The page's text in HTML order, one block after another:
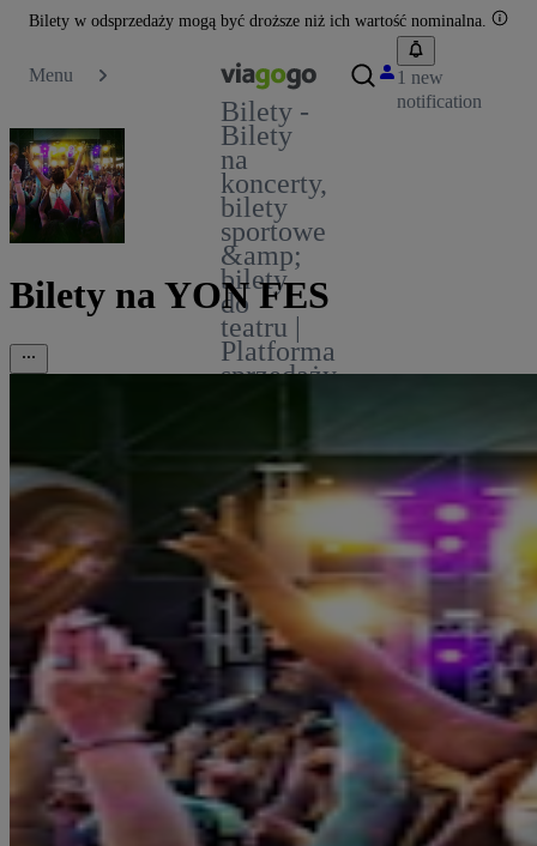
Bilety w odsprzedaży mogą być droższe niż ich wartość nominalna.
Menu
Bilety -
Bilety
na
koncerty,
bilety
sportowe
&amp;
bilety
do
teatru |
Platforma
sprzedaży
1 new
notification
Bilety na YON FES